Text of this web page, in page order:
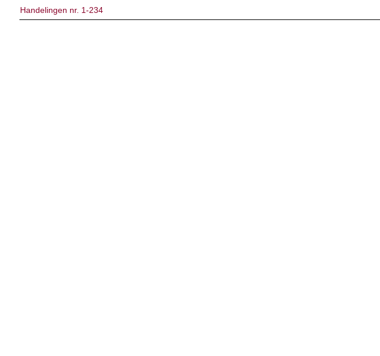
Handelingen nr. 1-234